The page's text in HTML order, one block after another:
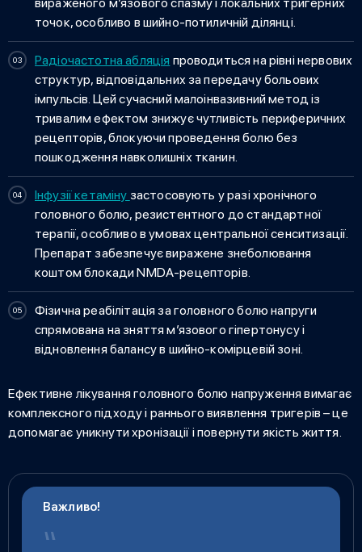
точок, особливо в шийно-потиличній ділянці.
Радіочастотна абляція проводиться на рівні нервових
структур, відповідальних за передачу больових
імпульсів. Цей сучасний малоінвазивний метод із
тривалим ефектом знижує чутливість периферичних
рецепторів, блокуючи проведення болю без
пошкодження навколишніх тканин.
Інфузії кетаміну застосовують у разі хронічного
головного болю, резистентного до стандартної
терапії, особливо в умовах центральної сенситизації.
Препарат забезпечує виражене знеболювання
коштом блокади NMDA-рецепторів.
Фізична реабілітація за головного болю напруги
спрямована на зняття м’язового гіпертонусу і
відновлення балансу в шийно-комірцевій зоні.
Ефективне лікування головного болю напруження вимагає
комплексного підходу і раннього виявлення тригерів – це
допомагає уникнути хронізації і повернути якість життя.
Важливо!